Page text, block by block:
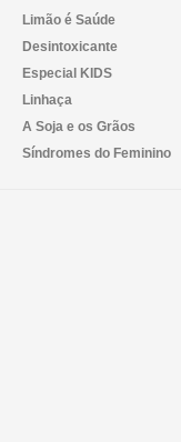
Limão é Saúde
Desintoxicante
Especial KIDS
Linhaça
A Soja e os Grãos
Síndromes do Feminino